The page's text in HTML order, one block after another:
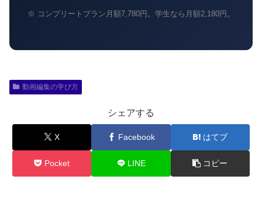
※ コンプリートプラン月額7,780円。学生なら月額2,180円。
動画編集の学び方
シェアする
X Facebook はてブ
Pocket LINE コピー